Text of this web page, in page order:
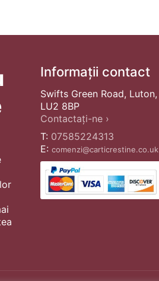
Informații contact
Swifts Green Road, Luton,
LU2 8BP
Contactați-ne ›
T: 07585224313
E: comenzi@carticrestine.co.uk